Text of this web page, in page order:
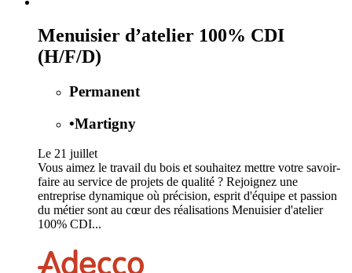
Menuisier d’atelier 100% CDI
(H/F/D)
Permanent
•Martigny
Le 21 juillet
Vous aimez le travail du bois et souhaitez mettre votre savoir-
faire au service de projets de qualité ? Rejoignez une
entreprise dynamique où précision, esprit d'équipe et passion
du métier sont au cœur des réalisations Menuisier d'atelier
100% CDI...